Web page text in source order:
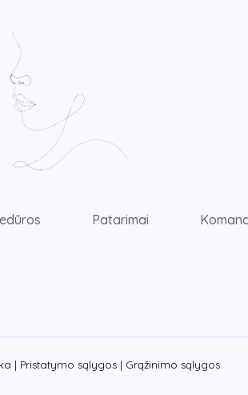
Patarimai
| Pristatymo sąlygos | Grąžinimo sąlygos